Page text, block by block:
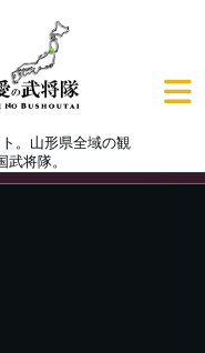
。山形県全域の観
武将隊。